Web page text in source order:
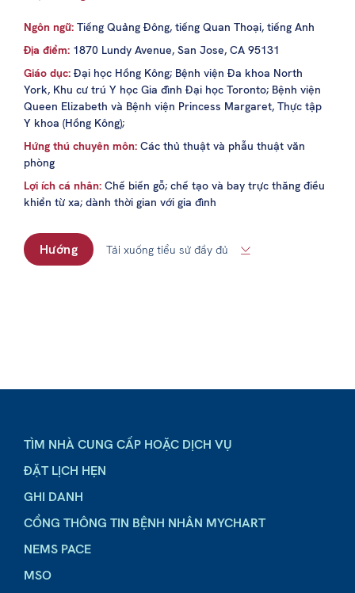
Ngôn ngữ: Tiếng Quảng Đông, tiếng Quan Thoại, tiếng Anh
Địa điểm: 1870 Lundy Avenue, San Jose, CA 95131
Giáo dục: Đại học Hồng Kông; Bệnh viện Đa khoa North
York, Khu cư trú Y học Gia đình Đại học Toronto; Bệnh viện
Queen Elizabeth và Bệnh viện Princess Margaret, Thực tập
Y khoa (Hồng Kông);
Hứng thú chuyên môn: Các thủ thuật và phẫu thuật văn
phòng
Lợi ích cá nhân: Chế biến gỗ; chế tạo và bay trực thăng điều
khiển từ xa; dành thời gian với gia đình
Hướng Tải xuống tiểu sử đầy đủ
TÌM NHÀ CUNG CẤP HOẶC DỊCH VỤ
ĐẶT LỊCH HẸN
GHI DANH
CỔNG THÔNG TIN BỆNH NHÂN MYCHART
NEMS PACE
MSO